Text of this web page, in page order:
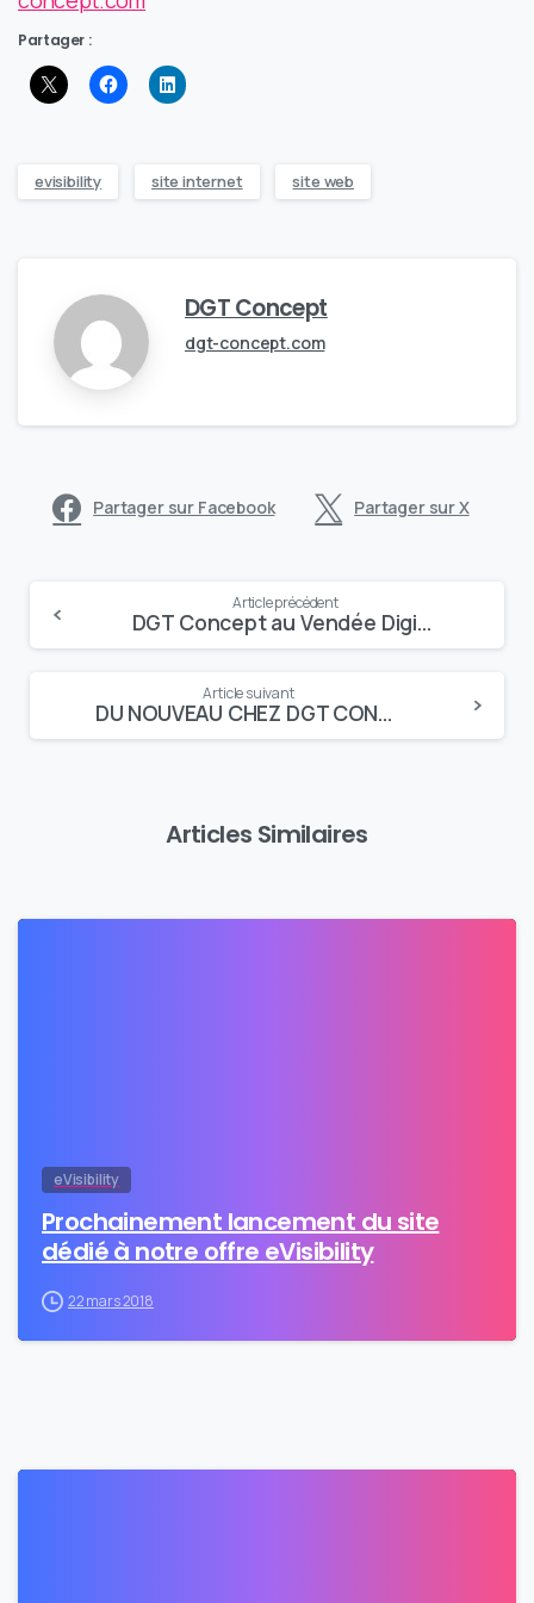
Partager :
evisibility site internet site web
DGT Concept
dgt-concept.com
Partager sur Facebook Partager sur X
Reading
Article précédent
DGT Concept au Vendée Digital Day
Article suivant
DU NOUVEAU CHEZ DGT CONCEPT
Articles Similaires
eVisibility
Prochainement lancement du site
dédié à notre offre eVisibility
22 mars 2018